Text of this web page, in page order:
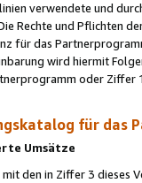
verwendete und
Rechte und Pflichten
für das
wird hiermit
oder
für das
Umsätze
mit den in Ziffer 3